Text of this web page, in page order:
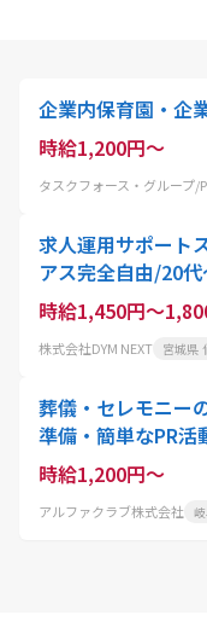
企業内保育園・企
時給1,200円～
求人運用サポート
アス完全自由/20
柔軟に対応
時給1,450円～
株式会社DYM NEXT 宮城県
葬儀・セレモニー
準備・簡単なPR
程度の短時間
時給1,200円～
アルファクラブ株式会社